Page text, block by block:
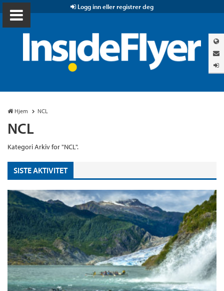
Logg inn eller registrer deg
Hjem NCL
NCL
Kategori Arkiv for "NCL".
SISTE AKTIVITET